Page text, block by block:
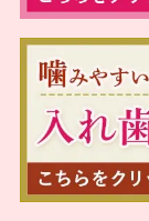
2024年11月
2024年10月
2024年09月
2024年08月
2024年07月
2024年05月